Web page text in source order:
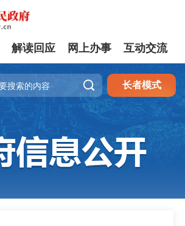
解读回应 网上办事 互动交流
 长者模式